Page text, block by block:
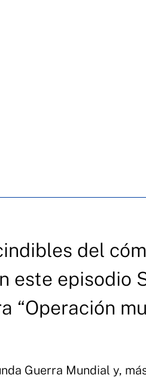
del
este episodio
“Operación
Guerra Mundial y,